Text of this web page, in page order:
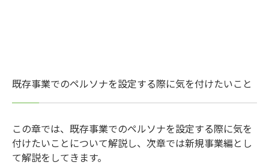
既存事業でのペルソナを設定する際に気を付けたいこと
この章では、既存事業でのペルソナを設定する際に気を
付けたいことについて解説し、次章では新規事業編とし
て解説をしてきます。